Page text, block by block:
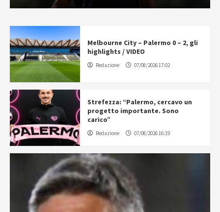
Melbourne City – Palermo 0 – 2, gli
highlights / VIDEO
Redazione 07/08/2026 17:02
Strefezza: “Palermo, cercavo un
progetto importante. Sono
carico”
Redazione 07/08/2026 16:19